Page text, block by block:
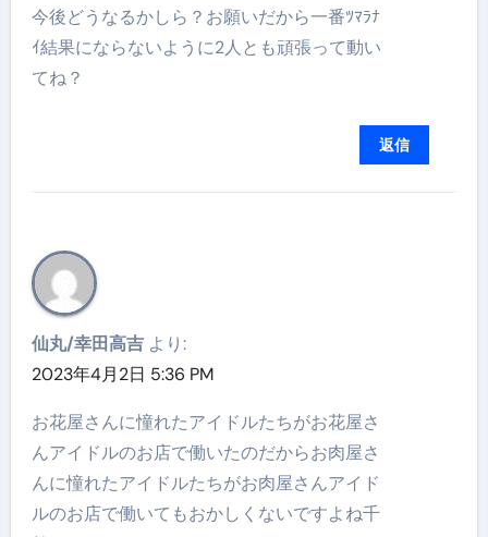
今後どうなるかしら？お願いだから一番ﾂﾏﾗﾅ
ｲ結果にならないように2人とも頑張って動い
てね？
返信
仙丸/幸田高吉 より:
2023年4月2日 5:36 PM
お花屋さんに憧れたアイドルたちがお花屋さ
んアイドルのお店で働いたのだからお肉屋さ
んに憧れたアイドルたちがお肉屋さんアイド
ルのお店で働いてもおかしくないですよね千